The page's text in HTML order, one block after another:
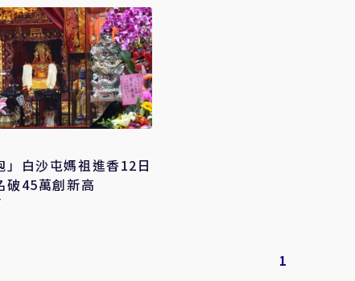
」白沙屯媽祖進香12日
45萬創新高
1